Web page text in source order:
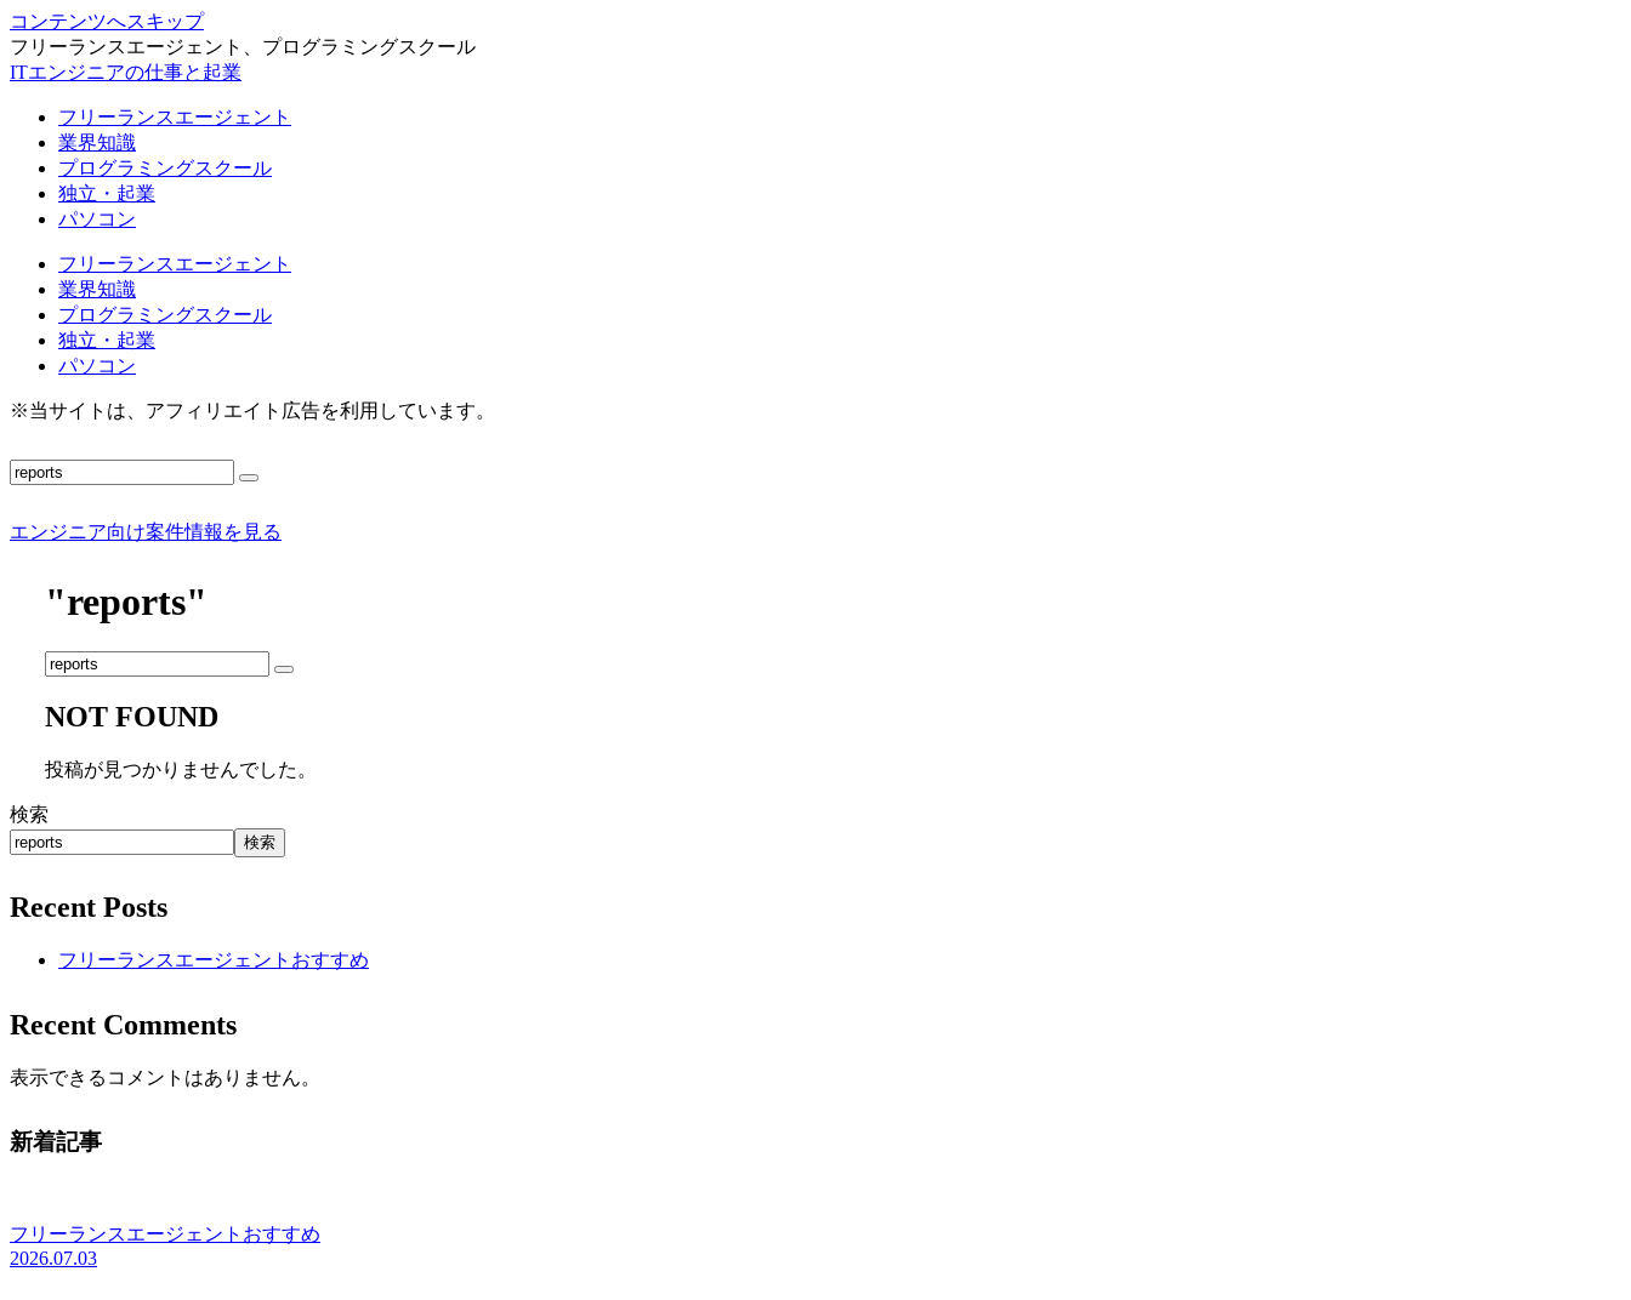
コンテンツへスキップ
フリーランスエージェント、プログラミングスクール
ITエンジニアの仕事と起業
フリーランスエージェント
業界知識
プログラミングスクール
独立・起業
パソコン
フリーランスエージェント
業界知識
プログラミングスクール
独立・起業
パソコン
※当サイトは、アフィリエイト広告を利用しています。
エンジニア向け案件情報を見る
"reports"
NOT FOUND
投稿が見つかりませんでした。
検索
検索
Recent Posts
フリーランスエージェントおすすめ
Recent Comments
表示できるコメントはありません。
新着記事
フリーランスエージェントおすすめ
2026.07.03